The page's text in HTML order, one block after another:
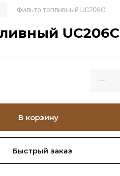
Фильтр топливный UC206C
UC206C
В корзину
Быстрый заказ